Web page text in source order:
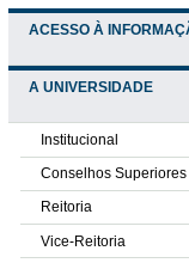
ACESSO À
A UNIVERSIDADE
Institucional
Conselhos Superiores
Reitoria
Vice-Reitoria